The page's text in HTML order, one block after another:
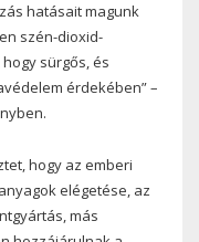
hatásait magunk
szén-dioxid-
sürgős, és
érdekében” –
hogy az emberi
elégetése, az
más